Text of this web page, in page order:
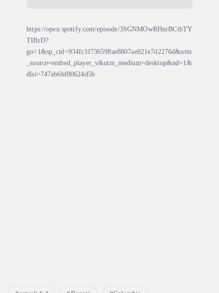
i
n
a
t
https://open.spotify.com/episode/3SGNMOwRHnrBCtbTY
TIBrD?
go=1&sp_cid=934fc3f736598ae8807ae021e7d2276d&utm
_source=embed_player_v&utm_medium=desktop&nd=1&
dlsi=747ab6bf80624d5b